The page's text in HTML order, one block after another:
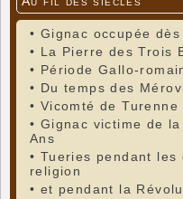
• Gignac occupée
• La Pierre des Trois
• Période Gallo-
• Du temps des
• Vicomté de Turenne
• Gignac victime de
Ans
• Tueries pendant les
religion
• et pendant la